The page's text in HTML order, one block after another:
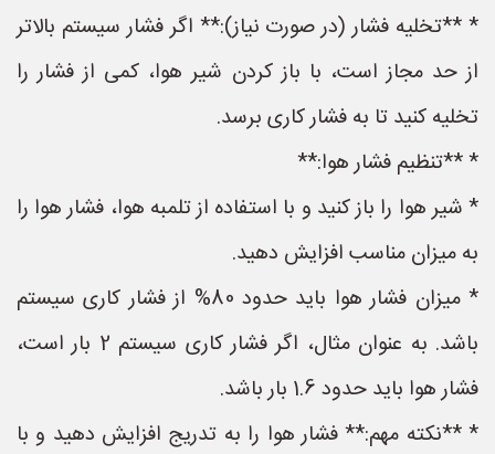
* **تخلیه فشار (در صورت نیاز):** اگر فشار سیستم بالاتر
از حد مجاز است، با باز کردن شیر هوا، کمی از فشار را
تخلیه کنید تا به فشار کاری برسد.
* **تنظیم فشار هوا:**
* شیر هوا را باز کنید و با استفاده از تلمبه هوا، فشار هوا را
به میزان مناسب افزایش دهید.
* میزان فشار هوا باید حدود 80% از فشار کاری سیستم
باشد. به عنوان مثال، اگر فشار کاری سیستم 2 بار است،
فشار هوا باید حدود 1.6 بار باشد.
* **نکته مهم:** فشار هوا را به تدریج افزایش دهید و با